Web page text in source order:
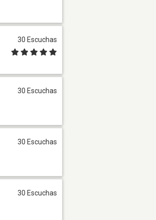
30 Escuchas
30 Escuchas
30 Escuchas
30 Escuchas